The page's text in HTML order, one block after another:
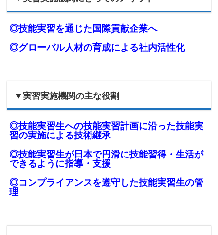
◎技能実習を通じた国際貢献企業へ
◎グローバル人材の育成による社内活性化
▼実習実施機関の主な役割
◎技能実習生への技能実習計画に沿った技能実
習の実施による技術継承
◎技能実習生が日本で円滑に技能習得・生活が
できるように指導・支援
◎コンプライアンスを遵守した技能実習生の管
理